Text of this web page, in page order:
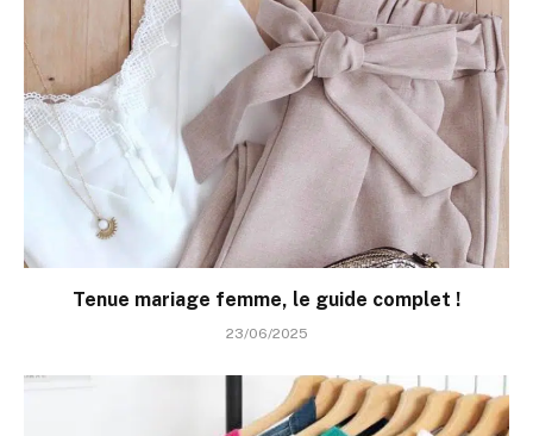
Tenue mariage femme, le guide complet !
23/06/2025